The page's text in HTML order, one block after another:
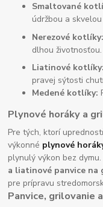
Smaltované
údržbou a
Nerezové kotlíky:
dlhou životnosťou.
Liatinové kotlíky:
pravej sýtosti
Medené kotlíky:
Plynové horáky a
Pre tých, ktorí
výkonné plynové
plynulý výkon bez
a liatinové panvice na
pre prípravu
Panvice, grilovanie